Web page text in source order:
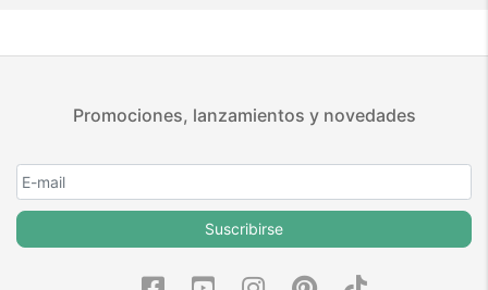
Promociones, lanzamientos y novedades
Suscribirse